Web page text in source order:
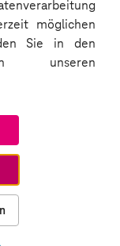
möglichen
Sie in den
unseren